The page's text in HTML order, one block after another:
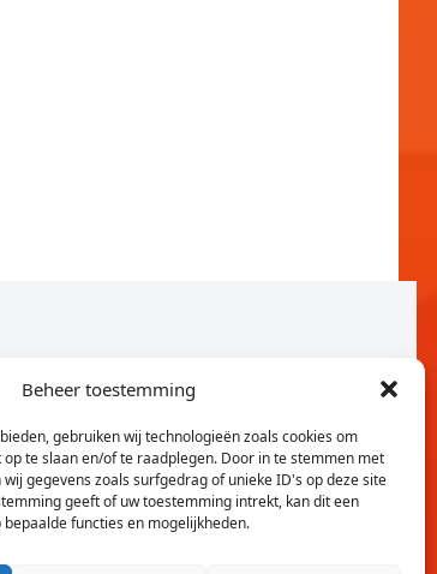
Beheer toestemming
gebruiken wij technologieën zoals cookies om
te slaan en/of te raadplegen. Door in te stemmen met
gegevens zoals surfgedrag of unieke ID's op deze site
geeft of uw toestemming intrekt, kan dit een
functies en mogelijkheden.